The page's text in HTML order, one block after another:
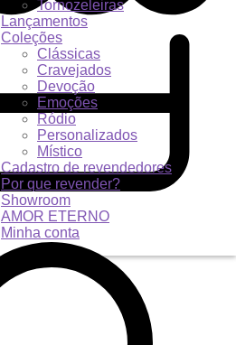
Tornozeleiras
Lançamentos
Coleções
Clássicas
Cravejados
Devoção
Emoções
Ródio
Personalizados
Místico
Cadastro de revendedores
Por que revender?
Showroom
AMOR ETERNO
Minha conta